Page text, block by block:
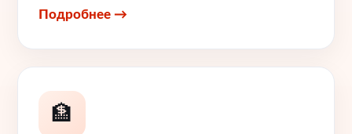
Подробнее →
🏦